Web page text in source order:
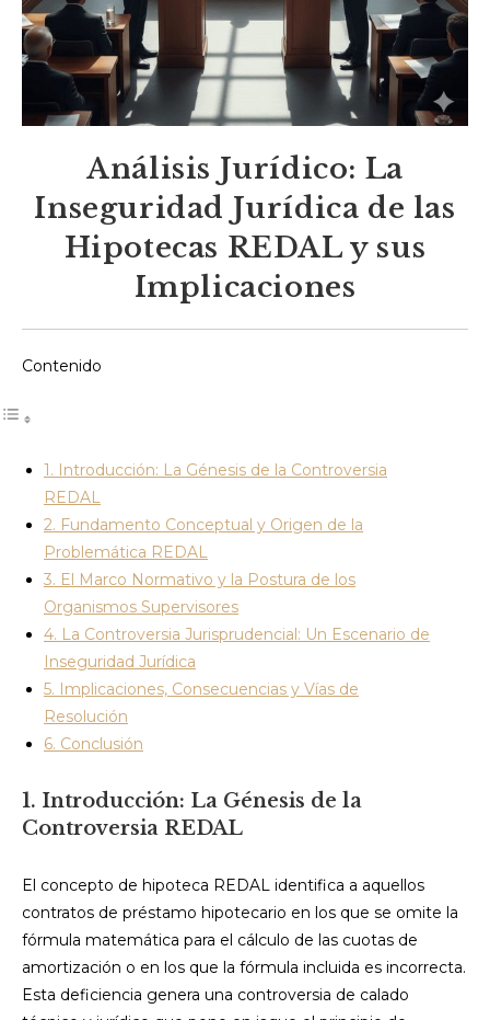
Análisis Jurídico: La
Inseguridad Jurídica de las
Hipotecas REDAL y sus
Implicaciones
Contenido
1. Introducción: La Génesis de la Controversia
REDAL
2. Fundamento Conceptual y Origen de la
Problemática REDAL
3. El Marco Normativo y la Postura de los
Organismos Supervisores
4. La Controversia Jurisprudencial: Un Escenario de
Inseguridad Jurídica
5. Implicaciones, Consecuencias y Vías de
Resolución
6. Conclusión
1. Introducción: La Génesis de la
Controversia REDAL
El concepto de hipoteca REDAL identifica a aquellos
contratos de préstamo hipotecario en los que se omite la
fórmula matemática para el cálculo de las cuotas de
amortización o en los que la fórmula incluida es incorrecta.
Esta deficiencia genera una controversia de calado